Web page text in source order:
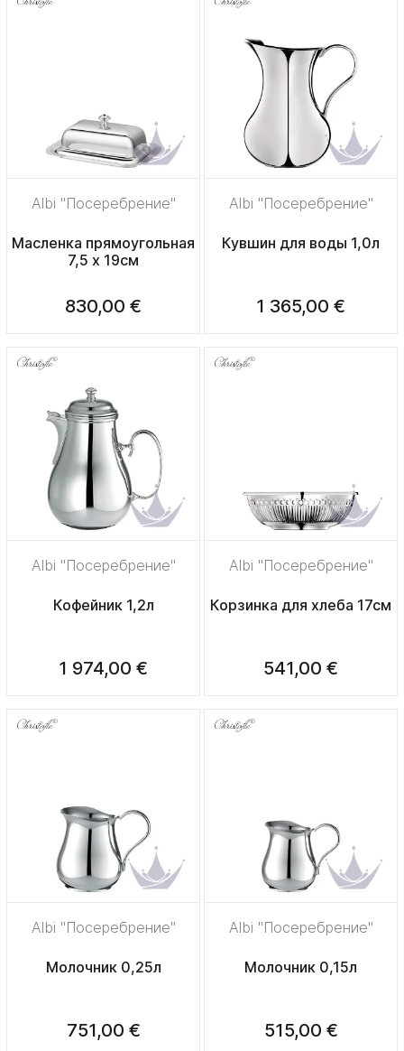
Albi "Посеребрение"
Масленка прямоугольная
7,5 x 19см
830,00 €
Albi "Посеребрение"
Кувшин для воды 1,0л
1 365,00 €
Albi "Посеребрение"
Кофейник 1,2л
1 974,00 €
Albi "Посеребрение"
Корзинка для хлеба 17см
541,00 €
Albi "Посеребрение"
Молочник 0,25л
751,00 €
Albi "Посеребрение"
Молочник 0,15л
515,00 €